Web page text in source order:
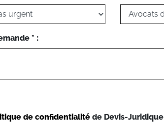
* :
de confidentialité de Devis-Juridique